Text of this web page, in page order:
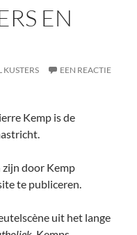
EN
KUSTERS
EEN REACTIE
Kemp is de
zijn door Kemp
te publiceren.
uit het lange